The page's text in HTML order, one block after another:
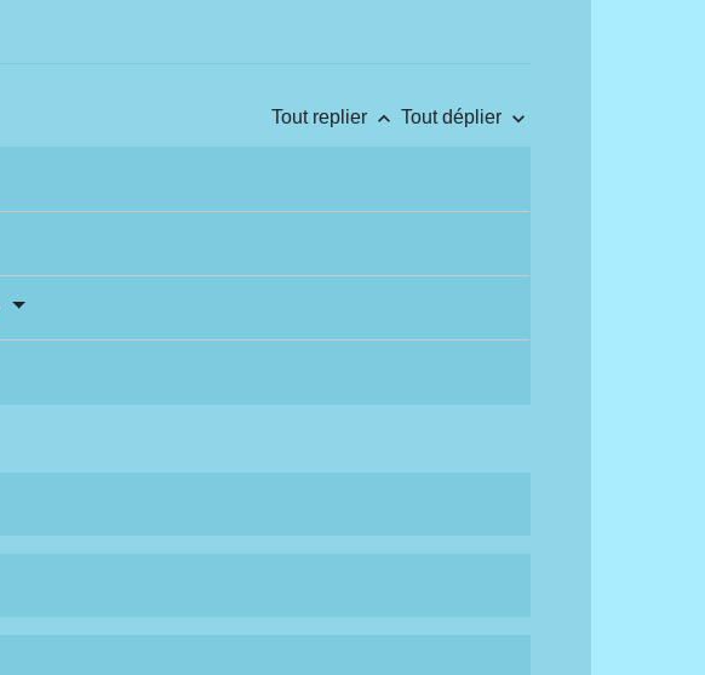
Tout replier keyboard_arrow_up Tout déplier keyboard_arrow_down